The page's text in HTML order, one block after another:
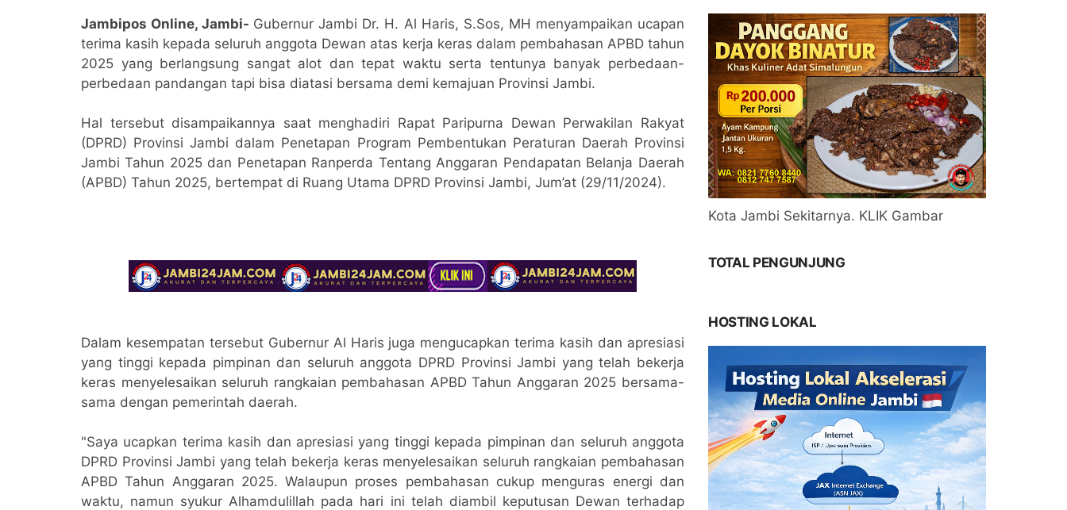
Jambipos Online, Jambi- Gubernur Jambi Dr. H. Al Haris, S.Sos, MH menyampaikan ucapan
terima kasih kepada seluruh anggota Dewan atas kerja keras dalam pembahasan APBD tahun
2025 yang berlangsung sangat alot dan tepat waktu serta tentunya banyak perbedaan-
perbedaan pandangan tapi bisa diatasi bersama demi kemajuan Provinsi Jambi.
Hal tersebut disampaikannya saat menghadiri Rapat Paripurna Dewan Perwakilan Rakyat
(DPRD) Provinsi Jambi dalam Penetapan Program Pembentukan Peraturan Daerah Provinsi
Jambi Tahun 2025 dan Penetapan Ranperda Tentang Anggaran Pendapatan Belanja Daerah
(APBD) Tahun 2025, bertempat di Ruang Utama DPRD Provinsi Jambi, Jum’at (29/11/2024).
Dalam kesempatan tersebut Gubernur Al Haris juga mengucapkan terima kasih dan apresiasi
yang tinggi kepada pimpinan dan seluruh anggota DPRD Provinsi Jambi yang telah bekerja
keras menyelesaikan seluruh rangkaian pembahasan APBD Tahun Anggaran 2025 bersama-
sama dengan pemerintah daerah.
"Saya ucapkan terima kasih dan apresiasi yang tinggi kepada pimpinan dan seluruh anggota
DPRD Provinsi Jambi yang telah bekerja keras menyelesaikan seluruh rangkaian pembahasan
APBD Tahun Anggaran 2025. Walaupun proses pembahasan cukup menguras energi dan
waktu, namun syukur Alhamdulillah pada hari ini telah diambil keputusan Dewan terhadap
Kota Jambi Sekitarnya. KLIK Gambar
TOTAL PENGUNJUNG
HOSTING LOKAL